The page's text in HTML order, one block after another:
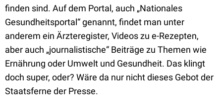
finden sind. Auf dem Portal, auch „Nationales
Gesundheitsportal“ genannt, findet man unter
anderem ein Ärzteregister, Videos zu e-Rezepten,
aber auch „journalistische“ Beiträge zu Themen wie
Ernährung oder Umwelt und Gesundheit. Das klingt
doch super, oder? Wäre da nur nicht dieses Gebot der
Staatsferne der Presse.